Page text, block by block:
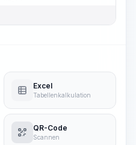
Excel
Tabellenkalkulation
QR-Code
Scannen